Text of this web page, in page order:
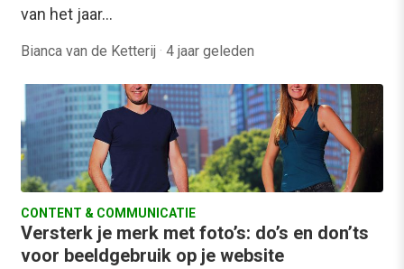
van het jaar…
Bianca van de Ketterij · 4 jaar geleden
CONTENT & COMMUNICATIE
Versterk je merk met foto’s: do’s en don’ts
voor beeldgebruik op je website